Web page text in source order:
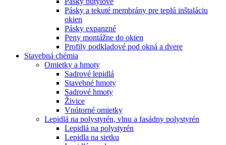
Pásky a tekuté membrány pre teplú inštaláciu
okien
Pásky expanzné
Peny montážne do okien
Profily podkladové pod okná a dvere
Stavebná chémia
Omietky a hmoty
Sadrové lepidlá
Stavebné hmoty
Sadrové hmoty
Živice
Vnútorné omietky
Lepidlá na polystyrén, vlnu a fasádny polystyrén
Lepidlá na polystyrén
Lepidla na sietku